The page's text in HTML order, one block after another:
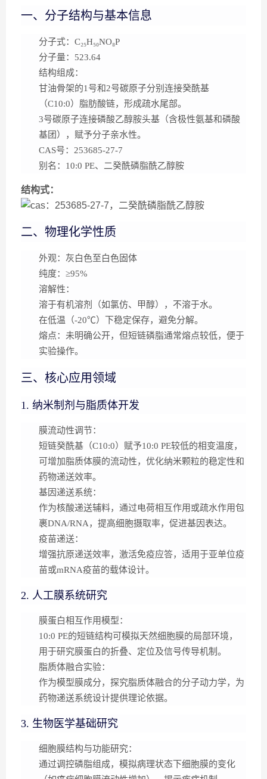
一、分子结构与基本信息
分子式：C₂₅H₅₀NO₈P
分子量：523.64
结构组成：
甘油骨架的1号和2号碳原子分别连接癸酰基
（C10:0）脂肪酸链，形成疏水尾部。
3号碳原子连接磷酸乙醇胺头基（含极性氨基和磷酸
基团），赋予分子亲水性。
CAS号：253685-27-7
别名 ：10:0 PE、二癸酰磷脂酰乙醇胺
结构式：
二、物理化学性质
外观：灰白色至白色固体
纯度：≥95%
溶解性：
溶于有机溶剂（如氯仿、甲醇），不溶于水。
在低温（-20℃）下稳定保存，避免分解。
熔点：未明确公开，但短链磷脂通常熔点较低，便于
实验操作。
三、核心应用领域
1. 纳米制剂与脂质体开发
膜流动性调节：
短链癸酰基（C10:0）赋予10:0 PE较低的相变温度，
可增加脂质体膜的流动性，优化纳米颗粒的稳定性和
药物递送效率。
基因递送系统：
作为核酸递送辅料，通过电荷相互作用或疏水作用包
裹DNA/RNA，提高细胞摄取率，促进基因表达。
疫苗递送：
增强抗原递送效率，激活免疫应答，适用于亚单位疫
苗或mRNA疫苗的载体设计。
2. 人工膜系统研究
膜蛋白相互作用模型：
10:0 PE的短链结构可模拟天然细胞膜的局部环境，
用于研究膜蛋白的折叠、定位及信号传导机制。
脂质体融合实验：
作为模型膜成分，探究脂质体融合的分子动力学，为
药物递送系统设计提供理论依据。
3. 生物医学基础研究
细胞膜结构与功能研究：
通过调控磷脂组成，模拟病理状态下细胞膜的变化